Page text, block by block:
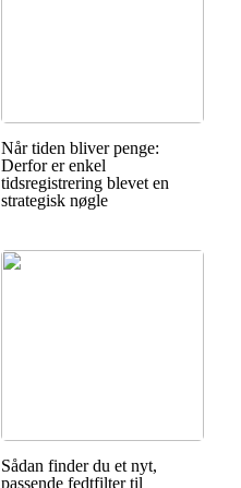
Når tiden bliver penge:
Derfor er enkel
tidsregistrering blevet en
strategisk nøgle
Sådan finder du et nyt,
passende fedtfilter til